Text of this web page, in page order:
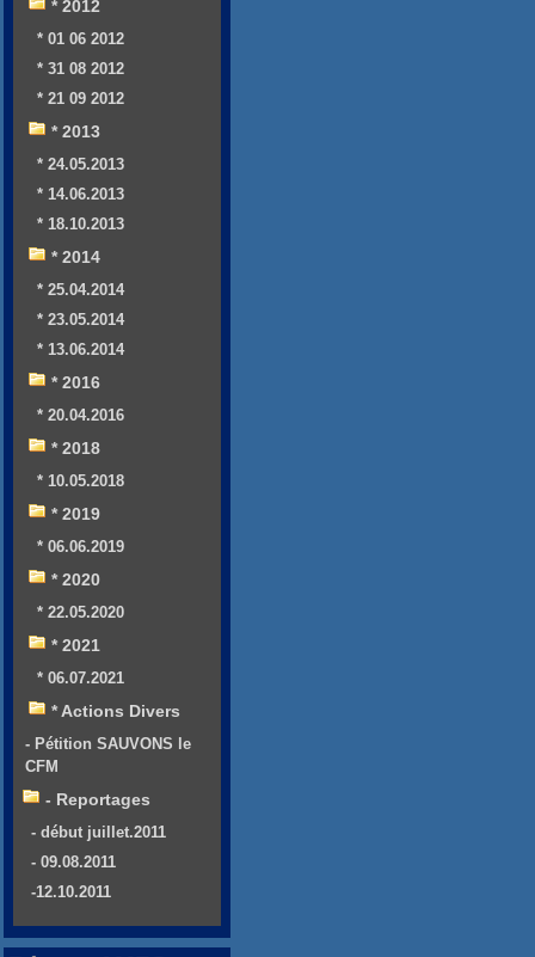
* 2012
* 01 06 2012
* 31 08 2012
* 21 09 2012
* 2013
* 24.05.2013
* 14.06.2013
* 18.10.2013
* 2014
* 25.04.2014
* 23.05.2014
* 13.06.2014
* 2016
* 20.04.2016
* 2018
* 10.05.2018
* 2019
* 06.06.2019
* 2020
* 22.05.2020
* 2021
* 06.07.2021
* Actions Divers
- Pétition SAUVONS le
CFM
- Reportages
- début juillet.2011
- 09.08.2011
-12.10.2011